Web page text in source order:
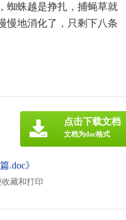
蜘蛛越是挣扎，捕蝇草就
慢地消化了，只剩下八条
.doc》
藏和打印
点击下载文档
文档为doc格式